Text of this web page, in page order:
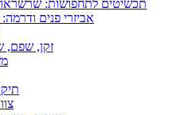
תכשיטים לתחפושות:
אביזרי פנים
זקן, שפם,